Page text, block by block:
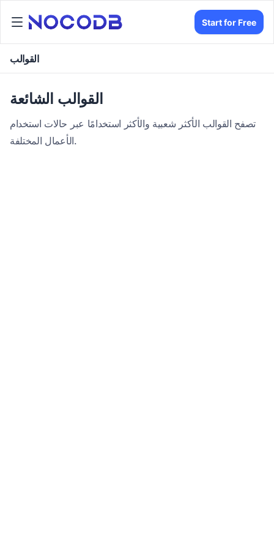
Start for Free
القوالب
القوالب الشائعة
تصفح القوالب الأكثر شعبية والأكثر استخدامًا عبر حالات استخدام
الأعمال المختلفة.